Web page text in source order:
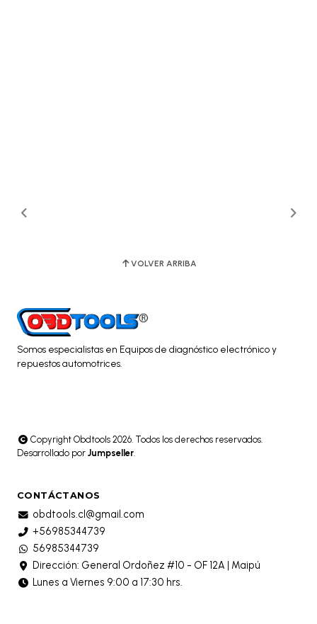
VOLVER ARRIBA
Somos especialistas en Equipos de diagnóstico electrónico y
repuestos automotrices.
Copyright Obdtools 2026. Todos los derechos reservados.
Desarrollado por Jumpseller.
CONTÁCTANOS
obdtools.cl@gmail.com
+56985344739
56985344739
Dirección: General Ordoñez #10 - OF 12A | Maipú
Lunes a Viernes 9:00 a 17:30 hrs.